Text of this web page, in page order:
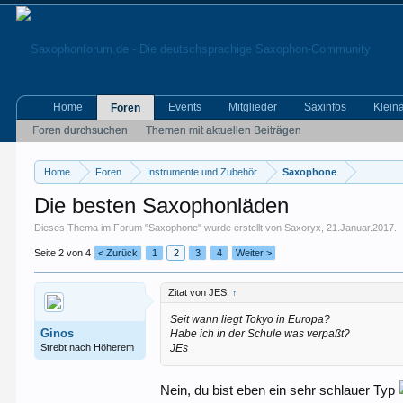
Home Foren Instrumente und Zubehör Saxophone
Die besten Saxophonläden
Dieses Thema im Forum "Saxophone" wurde erstellt vonSaxoryx ,21.Januar.2017
Seite 2 von 4 < Zurück 1 2 3 4 Weiter >
Ginos
Strebt nach Höherem
Zitat von JES: ↑
Seit wann liegt Tokyo in Europa?
Habe ich in der Schule was verpaßt?
JEs
Nein, du bist eben ein sehr schlauer Typ
Home
Foren
Foren durchsuchen
Themen mit aktuellen Beiträgen
Events Mitglieder Saxinfos